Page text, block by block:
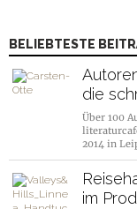
BELIEBTESTE
die
Über 100
2014 in
im